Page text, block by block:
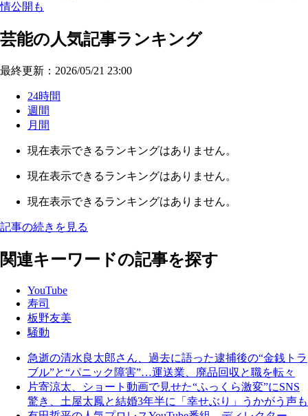
情公開も
芸能の人気記事ランキング
最終更新：2026/05/21 23:00
24時間
週間
月間
現在表示できるランキングはありません。
現在表示できるランキングはありません。
現在表示できるランキングはありません。
記事の続きを見る
関連キーワードの記事を探す
YouTube
寿司
板野友美
騒動
急逝の清水良太郎さん、過去に語った逮捕後の“金銭トラ
ブル”と“パニック障害”…運送業、廃品回収と職を転々
片寄涼太、ショート動画で見せた“ふっくら激変”にSNS
驚き、土屋太鳳と結婚3年半に「幸せぶり」うかがう声も